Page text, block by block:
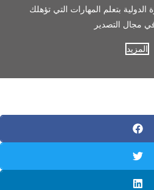
بتعلم المهارات التي تؤهلك
مجال التصدير
المزيد